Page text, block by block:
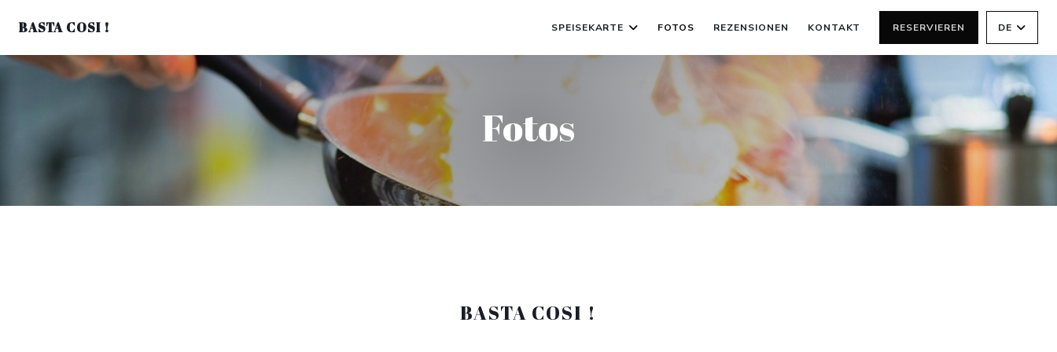
BASTA COSI ! SPEISEKARTE FOTOS REZENSIONEN KONTAKT RESERVIEREN DE
Fotos
BASTA COSI !